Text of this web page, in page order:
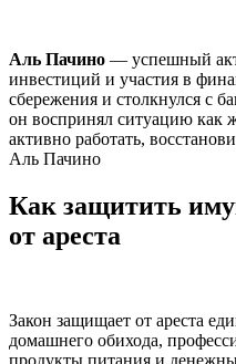
Аль Пачино — успешный
инвестиций и участия в
сбережения и столкнулся с
он воспринял ситуацию
активно работать,
Аль Пачино
Как защитить
от ареста
Закон защищает от ареста
домашнего обихода,
продукты питания и